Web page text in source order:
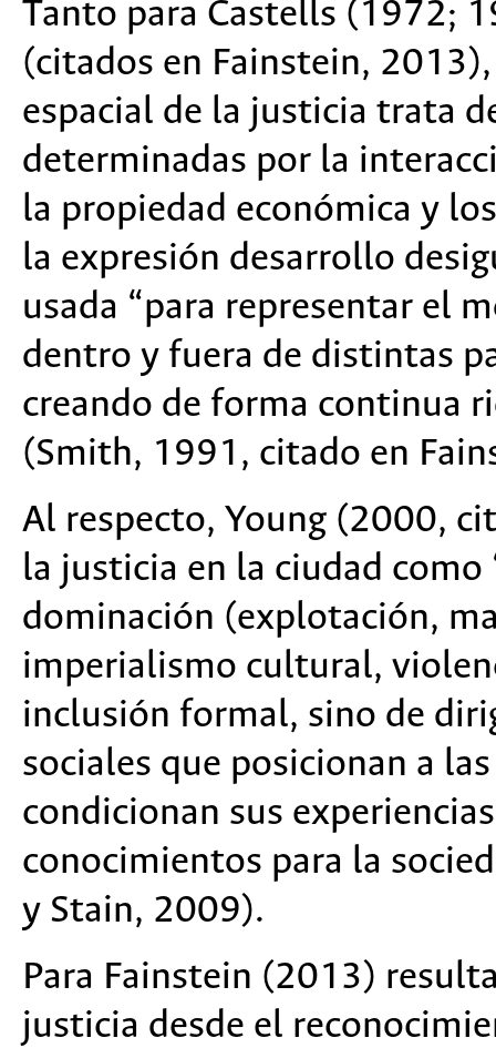
Tanto para Castells (1972;
(citados en Fainstein,
espacial de la justicia trata
determinadas por la
la propiedad económica y
la expresión desarrollo
usada “para representar el
dentro y fuera de distintas
creando de forma continua
(Smith, 1991, citado en
Al respecto, Young (2000,
la justicia en la ciudad como
dominación (explotación,
imperialismo cultural,
inclusión formal, sino de
sociales que posicionan a
condicionan sus
conocimientos para la
y Stain, 2009).
Para Fainstein (2013)
justicia desde el